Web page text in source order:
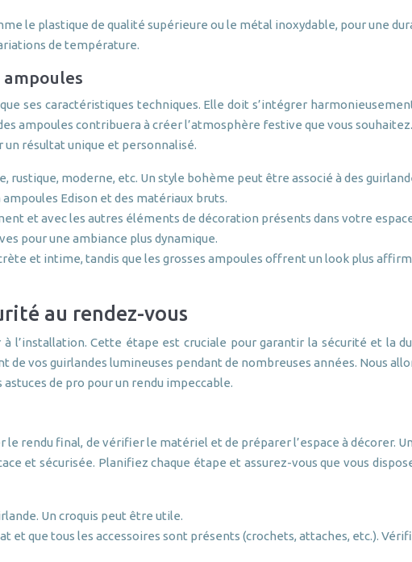
le plastique de qualité supérieure ou le métal inoxydable, pour une
de température.
ses caractéristiques techniques. Elle doit s’intégrer
ampoules contribuera à créer l’atmosphère festive que vous
résultat unique et personnalisé.
rustique, moderne, etc. Un style bohème peut être associé à des
Edison et des matériaux bruts.
et avec les autres éléments de décoration présents dans votre
pour une ambiance plus dynamique.
et intime, tandis que les grosses ampoules offrent un look plus
au rendez-vous
l’installation. Cette étape est cruciale pour garantir la sécurité et la
vos guirlandes lumineuses pendant de nombreuses années. Nous
de pro pour un rendu impeccable.
le rendu final, de vérifier le matériel et de préparer l’espace à décorer.
et sécurisée. Planifiez chaque étape et assurez-vous que vous
Un croquis peut être utile.
et que tous les accessoires sont présents (crochets, attaches, etc.).